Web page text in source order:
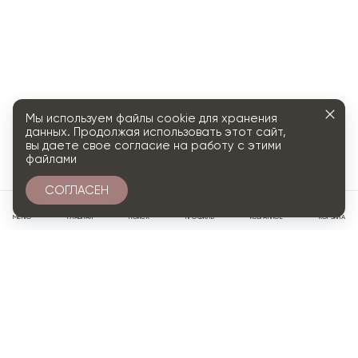
МЕНЮ ГЛАВНАЯ ПОИСК ПРОФИЛЬ ИЗБРАННОЕ КОРЗИНА
Мы используем файлы cookie для хранения
данных. Продолжая использовать этот сайт,
вы даете свое согласие на работу с этими
файлами
СОГЛАСЕН